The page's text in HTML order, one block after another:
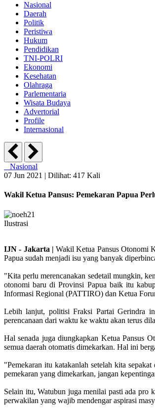
Nasional
Daerah
Politik
Peristiwa
Hukum
Pendidikan
TNI-POLRI
Ekonomi
Kesehatan
Olahraga
Parlementaria
Wisata Budaya
Advertorial
Profile
Internasional
Nasional
07 Jun 2021 | Dilihat: 417 Kali
Wakil Ketua Pansus: Pemekaran Papua
Ilustrasi
IJN - Jakarta | Wakil Ketua Pansus Otonomi
Papua sudah menjadi isu yang banyak
"Kita perlu merencanakan sedetail mungkin,
otonomi baru di Provinsi Papua baik itu
Informasi Regional (PATTIRO) dan Ketua
Lebih lanjut, politisi Fraksi Partai Gerindra
perencanaan dari waktu ke waktu akan terus
Hal senada juga diungkapkan Ketua Pansus
semua daerah otomatis dimekarkan. Hal ini
"Pemekaran itu katakanlah setelah kita
pemekaran yang dimekarkan, jangan
Selain itu, Watubun juga menilai pasti ada pro
perwakilan yang wajib mendengar aspirasi